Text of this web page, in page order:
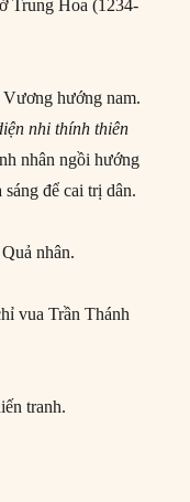
Trung Hoa (1234-
hướng nam.
nhi thính thiên
nhân ngồi hướng
để cai trị dân.
nhân.
vua Trần Thánh
tranh.